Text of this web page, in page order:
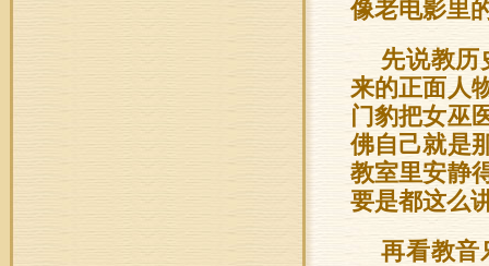
像老电影里
先说教历
来的正面人
门豹把女巫
佛自己就是
教室里安静
要是都这么
再看教音